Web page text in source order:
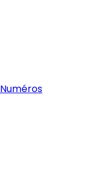
Numéros